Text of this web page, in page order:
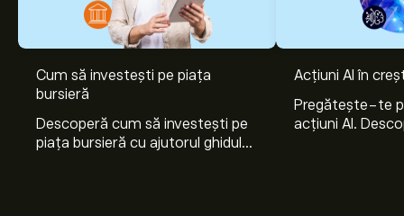
Cum să investești pe piața
bursieră
Descoperă cum să investești pe
piața bursieră cu ajutorul ghidului
Acțiuni AI în
Pregătește-te
acțiuni AI.